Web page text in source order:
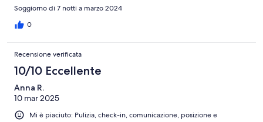
Soggiorno di 7 notti a marzo 2024
0
Recensione verificata
10/10 Eccellente
Anna R.
10 mar 2025
Mi è piaciuto: Pulizia, check-in, comunicazione, posizione e